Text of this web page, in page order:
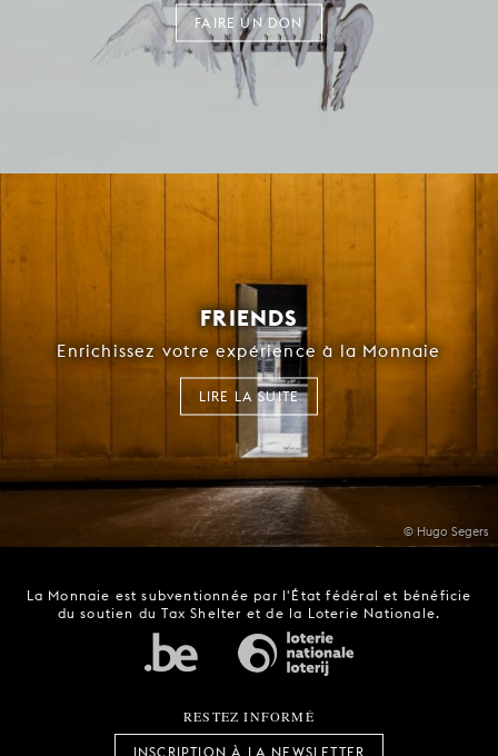
FAIRE UN DON
© Hugo Segers
FRIENDS
Enrichissez votre expérience à la Monnaie
LIRE LA SUITE
La Monnaie est subventionnée par l'État fédéral et bénéficie
du soutien du Tax Shelter et de la Loterie Nationale.
RESTEZ INFORMÉ
INSCRIPTION À LA NEWSLETTER